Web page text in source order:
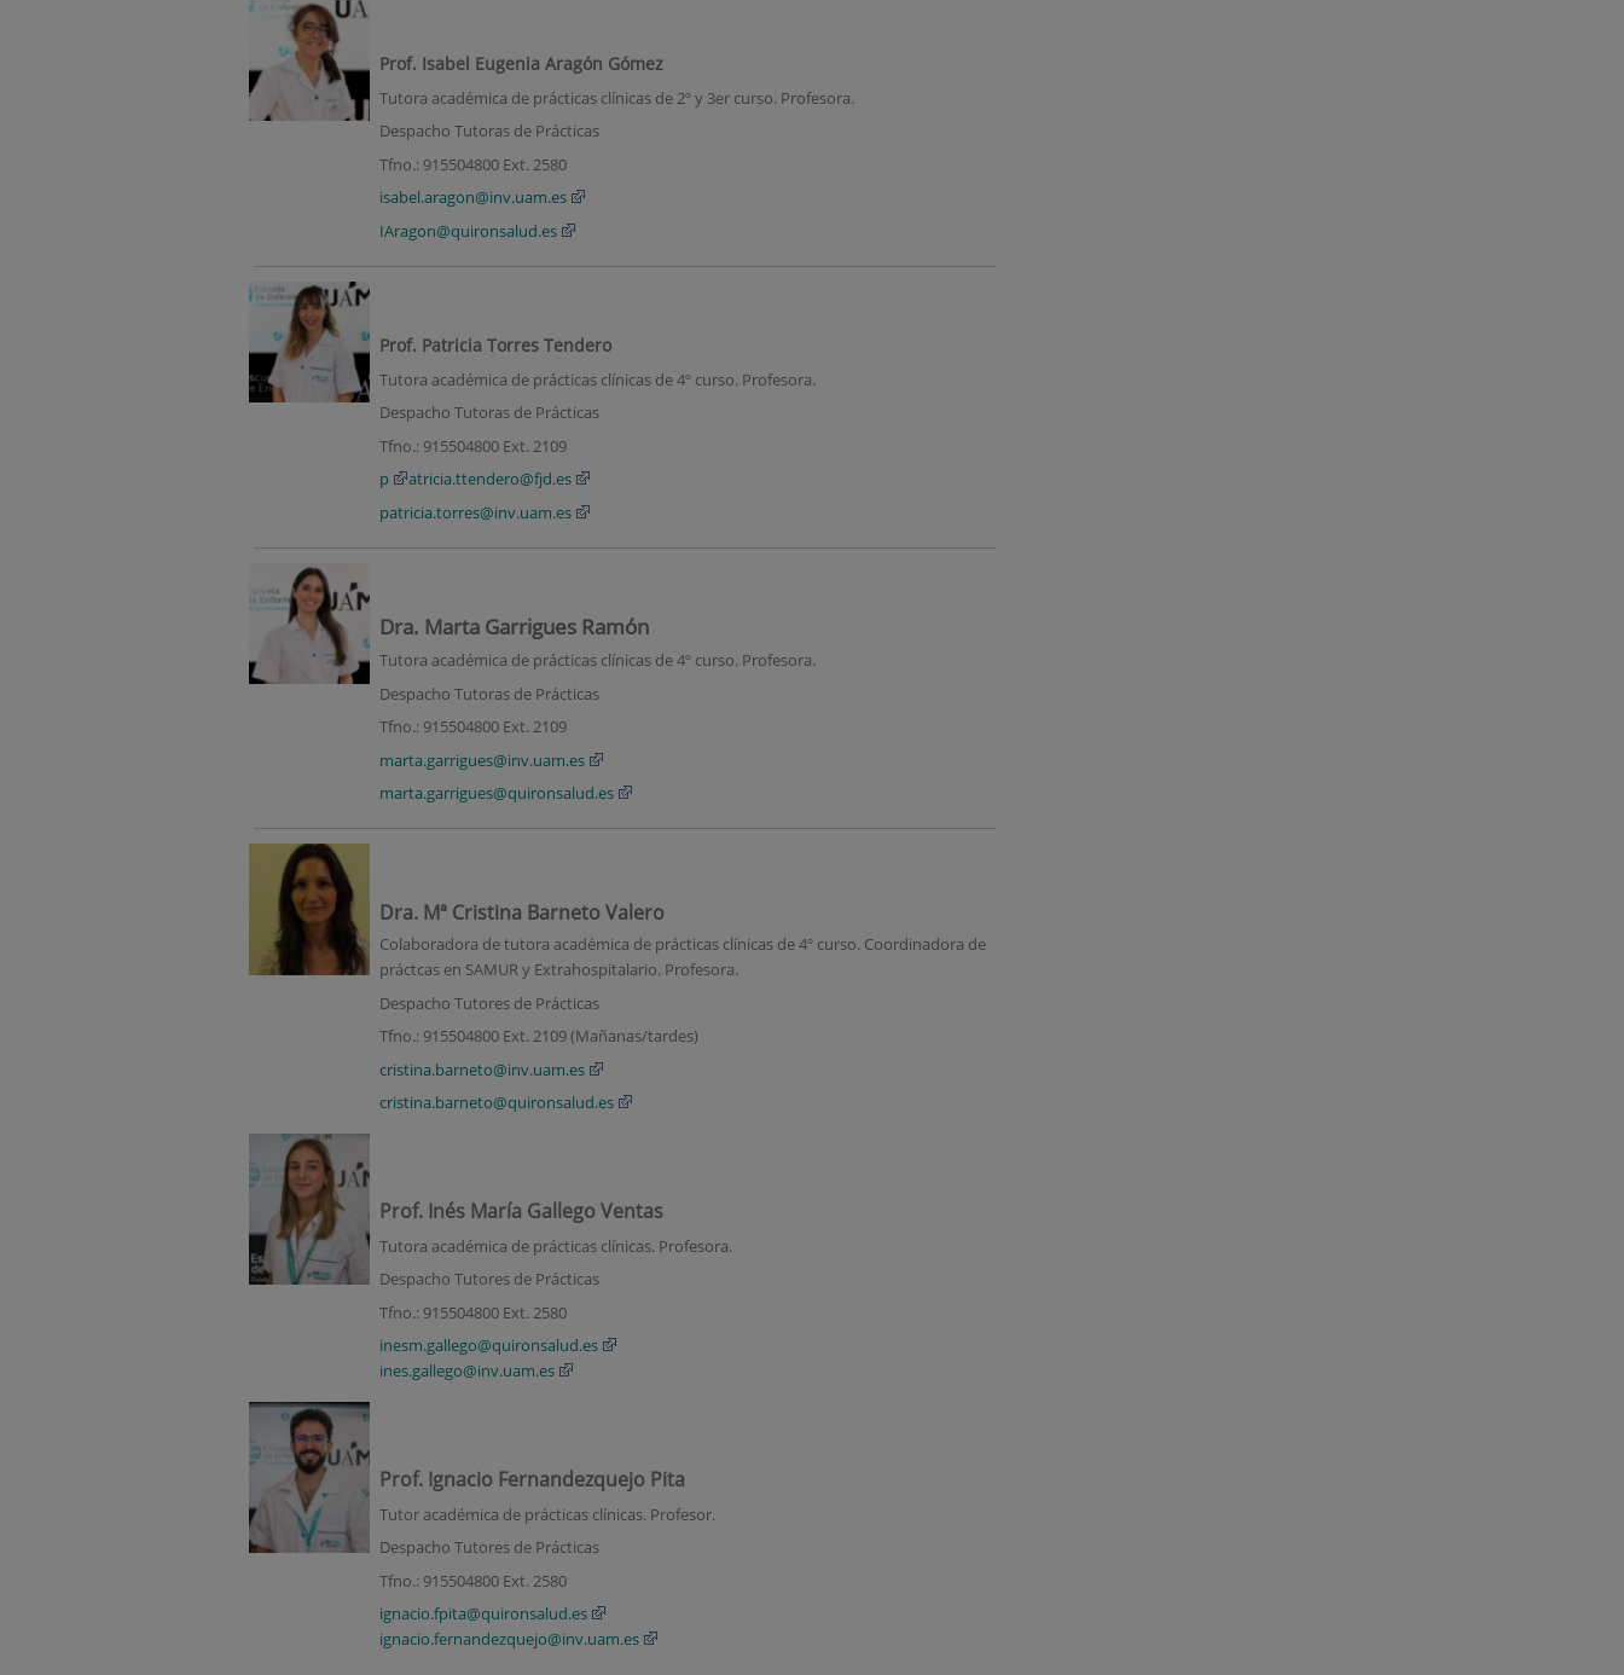
Prof. Isabel Eugenia Aragón Gómez
Tutora académica de prácticas clínicas de 2º y 3er curso. Profesora.
Despacho Tutoras de Prácticas
Tfno.: 915504800 Ext. 2580
isabel.aragon@inv.uam.es
IAragon@quironsalud.es
Prof. Patricia Torres Tendero
Tutora académica de prácticas clínicas de 4º curso. Profesora.
Despacho Tutoras de Prácticas
Tfno.: 915504800 Ext. 2109
p
atricia.ttendero@fjd.es
patricia.torres@inv.uam.es
Dra. Marta Garrigues Ramón
Tutora académica de prácticas clínicas de 4º curso. Profesora.
Despacho Tutoras de Prácticas
Tfno.: 915504800 Ext. 2109
marta.garrigues@inv.uam.es
marta.garrigues@quironsalud.es
Dra. Mª Cristina Barneto Valero
Colaboradora de tutora académica de prácticas clínicas de 4º curso. Coordinadora de
práctcas en SAMUR y Extrahospitalario. Profesora.
Despacho Tutores de Prácticas
Tfno.: 915504800 Ext. 2109 (Mañanas/tardes)
cristina.barneto@inv.uam.es
cristina.barneto@quironsalud.es
Prof. Inés María Gallego Ventas
Tutora académica de prácticas clínicas. Profesora.
Despacho Tutores de Prácticas
Tfno.: 915504800 Ext. 2580
inesm.gallego@quironsalud.es
ines.gallego@inv.uam.es
Prof. Ignacio Fernandezquejo Pita
Tutor académica de prácticas clínicas. Profesor.
Despacho Tutores de Prácticas
Tfno.: 915504800 Ext. 2580
ignacio.fpita@quironsalud.es
ignacio.fernandezquejo@inv.uam.es